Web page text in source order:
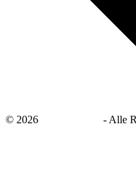
© 2026 -Alle